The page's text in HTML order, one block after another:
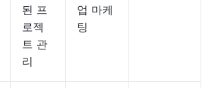
된 프
로젝
트 관
리
업 마케
팅